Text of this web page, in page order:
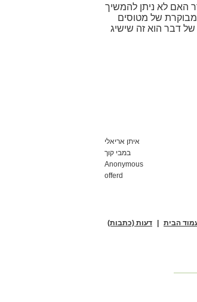
האם לא ניתן להמשיך
מבוקרת של מטוסים
דבר הוא זה שישיג
איתן אריאלי
במבי קוך
Anonymous
offerd
הבית דעות (כתבות)